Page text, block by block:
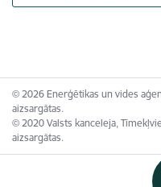
© 2026 Enerģētikas un vides
aizsargātas.
© 2020 Valsts kanceleja,
aizsargātas.